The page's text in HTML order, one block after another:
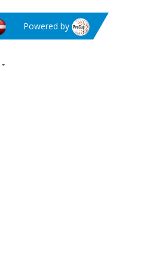
Powered by